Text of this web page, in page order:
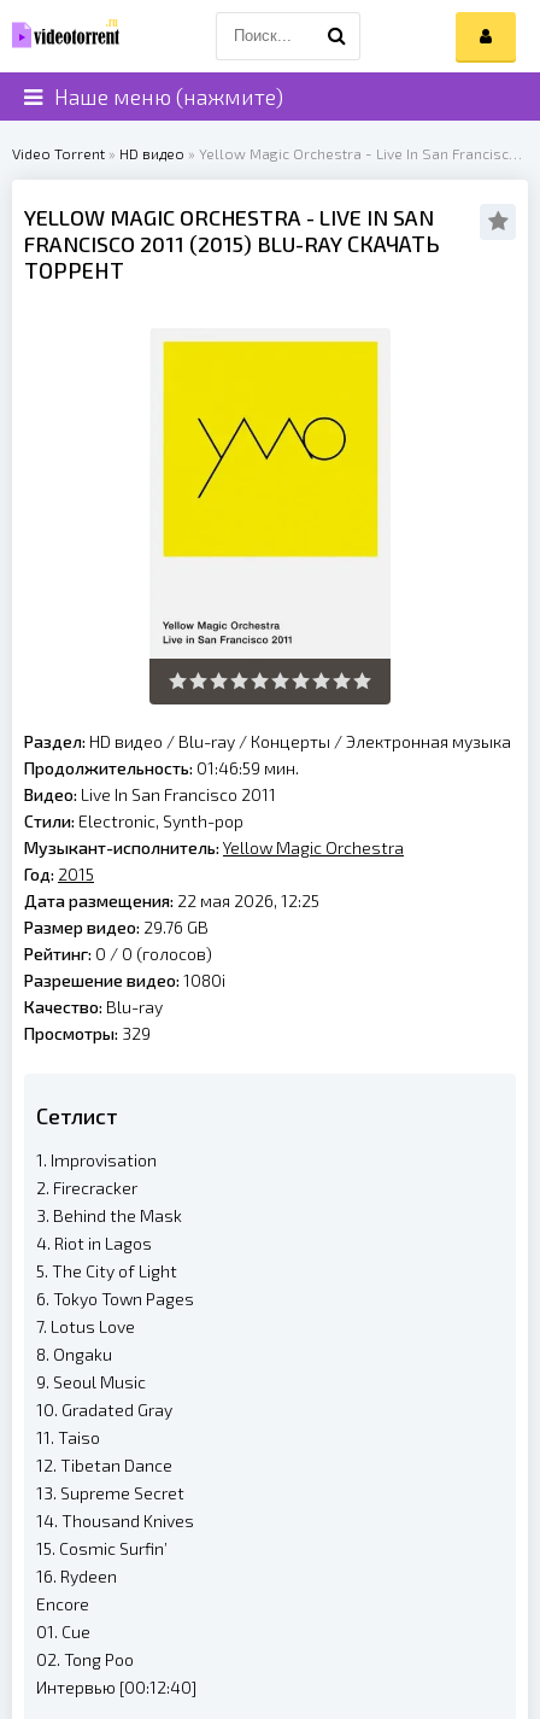
Наше меню (нажмите)
Video Torrent » HD видео » Yellow Magic Orchestra - Live In San Francisco 2011 (2015)
YELLOW MAGIC ORCHESTRA - LIVE IN SAN
FRANCISCO 2011 (2015) BLU-RAY СКАЧАТЬ
ТОРРЕНТ
Раздел: HD видео / Blu-ray / Концерты /Электронная музыка
Продолжительность: 01:46:59 мин.
Видео: Live In San Francisco 2011
Стили: Electronic, Synth-pop
Музыкант-исполнитель: Yellow Magic Orchestra
Год: 2015
Дата размещения: 22 мая 2026, 12:25
Размер видео: 29.76 GB
Рейтинг: 0 / 0 (голосов)
Разрешение видео: 1080i
Качество: Blu-ray
Просмотры: 329
Сетлист
1. Improvisation
2. Firecracker
3. Behind the Mask
4. Riot in Lagos
5. The City of Light
6. Tokyo Town Pages
7. Lotus Love
8. Ongaku
9. Seoul Music
10. Gradated Gray
11. Taiso
12. Tibetan Dance
13. Supreme Secret
14. Thousand Knives
15. Cosmic Surfin’
16. Rydeen
Encore
01. Cue
02. Tong Poo
Интервью [00:12:40]